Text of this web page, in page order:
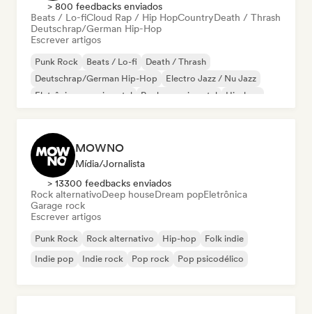
> 800 feedbacks enviados
Beats / Lo-fiCloud Rap / Hip HopCountryDeath / Thrash
Deutschrap/German Hip-Hop
Escrever artigos
Punk Rock Beats / Lo-fi
Death / Thrash
Deutschrap/German Hip-Hop
Electro Jazz / Nu Jazz
Eletrônica experimental
Rock experimental Hip-hop
MOWNO
Mídia/Jornalista
> 13300 feedbacks enviados
Rock alternativoDeep houseDream popEletrônica
Garage rock
Escrever artigos
Punk Rock Rock alternativo Hip-hop
Folk indie
Indie pop
Indie rock Pop rock Pop psicodélico